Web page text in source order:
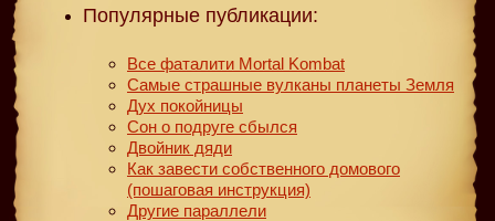
Популярные публикации:
Все фаталити Mortal Kombat
Самые страшные вулканы планеты Земля
Дух покойницы
Сон о подруге сбылся
Двойник дяди
Как завести собственного домового
(пошаговая инструкция)
Другие параллели